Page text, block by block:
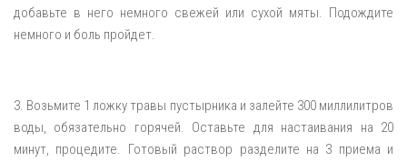
добавьте в него немного свежей или сухой мяты. Подождите
немного и боль пройдет.
3. Возьмите 1 ложку травы пустырника и залейте 300 миллилитров
воды, обязательно горячей. Оставьте для настаивания на 20
минут, процедите. Готовый раствор разделите на 3 приема и